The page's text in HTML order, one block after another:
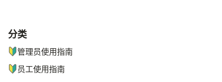
ナビゲーションメニュー
分类
管理员使用指南
员工使用指南